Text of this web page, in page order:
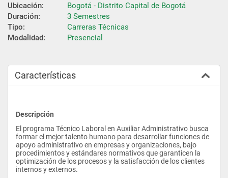
Ubicación:
Bogotá - Distrito Capital de Bogotá
Duración:
3 Semestres
Tipo:
Carreras Técnicas
Modalidad:
Presencial
Características
Descripción
El programa Técnico Laboral en Auxiliar Administrativo busca
formar el mejor talento humano para desarrollar funciones de
apoyo administrativo en empresas y organizaciones, bajo
procedimientos y estándares normativos que garanticen la
optimización de los procesos y la satisfacción de los clientes
internos y externos.